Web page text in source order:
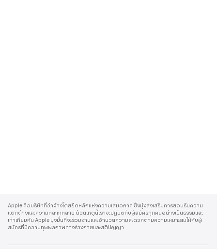
p
p
l
e
o
Apple คือบริษัทที่ว่าจ้างโดยยึดหลักแห่งความเสมอภาค ซึ่งมุ่งส่งเสริมการยอมรับความ
แตกต่างและความหลากหลาย ด้วยเหตุนี้เราจะปฏิบัติกับผู้สมัครทุกคนอย่างเป็นธรรมและ
เท่าเทียมกัน Apple มุ่งมั่นที่จะร่วมงานและอำนวยความสะดวกตามความเหมาะสมให้กับผู้
สมัครที่มีความทุพพลภาพทางร่างกายและสติปัญญา